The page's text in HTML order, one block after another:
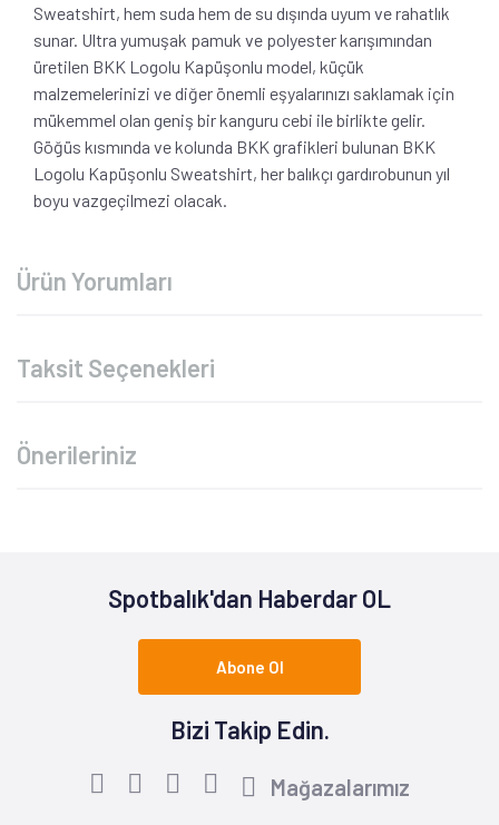
Sweatshirt, hem suda hem de su dışında uyum ve rahatlık
sunar. Ultra yumuşak pamuk ve polyester karışımından
üretilen BKK Logolu Kapüşonlu model, küçük
malzemelerinizi ve diğer önemli eşyalarınızı saklamak için
mükemmel olan geniş bir kanguru cebi ile birlikte gelir.
Göğüs kısmında ve kolunda BKK grafikleri bulunan BKK
Logolu Kapüşonlu Sweatshirt, her balıkçı gardırobunun yıl
boyu vazgeçilmezi olacak.
Ürün Yorumları
Taksit Seçenekleri
Önerileriniz
Spotbalık'dan Haberdar OL
Abone Ol
Bizi Takip Edin.
Mağazalarımız